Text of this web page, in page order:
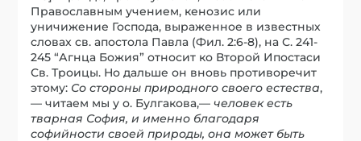
Православным учением, кенозис или
уничижение Господа, выраженное в известных
словах св. апостола Павла (Фил. 2:6-8), на С. 241-
245 “Агнца Божия” относит ко Второй Ипостаси
Св. Троицы. Но дальше он вновь противоречит
этому: Со стороны природного своего естества,
— читаем мы у о. Булгакова,—человек есть
тварная София, и именно благодаря
софийности своей природы, она может быть